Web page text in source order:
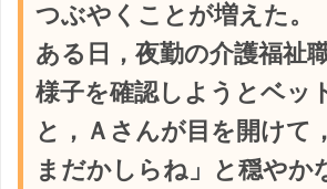
つぶやくことが増えた。
ある日，夜勤の介護福祉
様子を確認しようとベッ
と，Ａさんが目を開けて
まだかしらね」と穏やか